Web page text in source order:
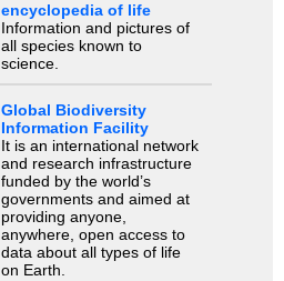
encyclopedia of life
Information and pictures of
all species known to
science.
Global Biodiversity
Information Facility
It is an international network
and research infrastructure
funded by the world’s
governments and aimed at
providing anyone,
anywhere, open access to
data about all types of life
on Earth.